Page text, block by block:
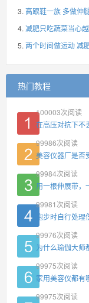
高跟鞋一族 多做伸
减肥只吃蔬菜当心
两个时间做运动 减
热门教程
100003次阅读
在高压对抗下不
99986次阅读
美容仪器厂是否
99984次阅读
用一根伸展带，
99981 次阅读
跑步时自行处
99976次阅读
为什么瑜伽大师
99975次阅读
家用美容仪都有
99975次阅读